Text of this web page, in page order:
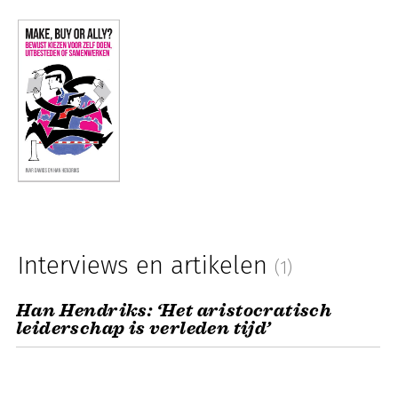
Interviews en artikelen (1)
Han Hendriks: ‘Het aristocratisch
leiderschap is verleden tijd’